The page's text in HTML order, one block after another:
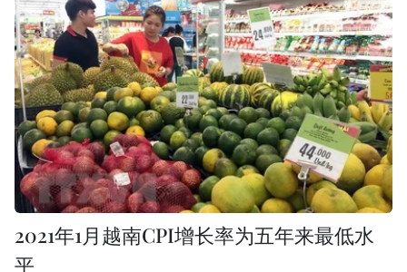
2021年1月越南CPI增长率为五年来最低水
平